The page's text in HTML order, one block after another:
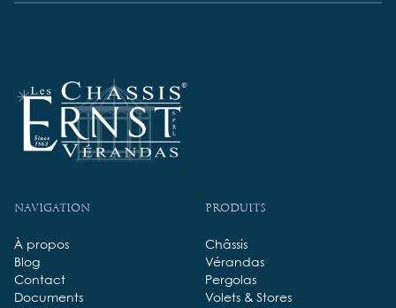
Navigation
À propos
Blog
Contact
Documents
Produits
Châssis
Vérandas
Pergolas
Volets & Stores